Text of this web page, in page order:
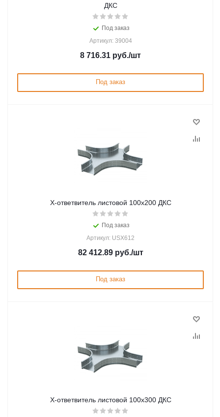
ДКС
Под заказ
Артикул: 39004
8 716.31 руб./шт
Под заказ
Х-ответвитель листовой 100х200 ДКС
Под заказ
Артикул: USX612
82 412.89руб./шт
Под заказ
Х-ответвитель листовой 100х300 ДКС